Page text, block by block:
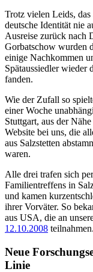
Trotz vielen Leids, das
deutsche Identität nie
Ausreise zurück nach
Gorbatschow wurden
einige Nachkommen
Spätaussiedler wieder
fanden.
Wie der Zufall so
einer Woche
Stuttgart, aus der
Website bei uns, die
aus Salzstetten
waren.
Alle drei trafen sich
Familientreffens in
und kamen
ihrer Vorväter. So
aus USA, die an
12.10.2008 teilnahmen.
Neue
Linie